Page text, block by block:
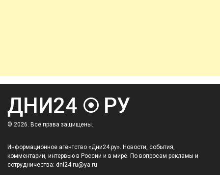
© 2026. Все права защищены.
Информационное агентство «Дни24.ру». Новости, события,
комментарии, интервью в России и в мире. По вопросам рекламы и
сотрудничества: dni24.ru@ya.ru